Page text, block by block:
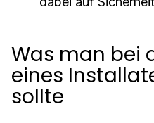
Was man bei
eines
sollte